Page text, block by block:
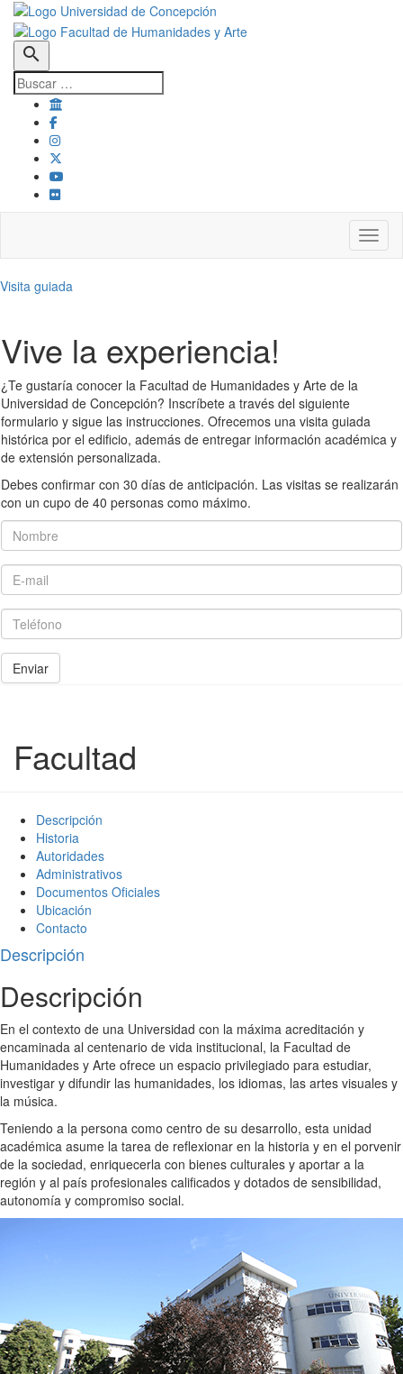
search
Visita guiada
Vive la experiencia!
¿Te gustaría conocer la Facultad de Humanidades y Arte de la
Universidad de Concepción? Inscríbete a través del siguiente
formulario y sigue las instrucciones. Ofrecemos una visita guiada
histórica por el edificio, además de entregar información académica y
de extensión personalizada.
Debes confirmar con 30 días de anticipación. Las visitas se realizarán
con un cupo de 40 personas como máximo.
Nombre
E-mail
Teléfono
Enviar
Facultad
Descripción
Historia
Autoridades
Administrativos
Documentos Oficiales
Ubicación
Contacto
Descripción
Descripción
En el contexto de una Universidad con la máxima acreditación y
encaminada al centenario de vida institucional, la Facultad de
Humanidades y Arte ofrece un espacio privilegiado para estudiar,
investigar y difundir las humanidades, los idiomas, las artes visuales y
la música.
Teniendo a la persona como centro de su desarrollo, esta unidad
académica asume la tarea de reflexionar en la historia y en el porvenir
de la sociedad, enriquecerla con bienes culturales y aportar a la
región y al país profesionales calificados y dotados de sensibilidad,
autonomía y compromiso social.